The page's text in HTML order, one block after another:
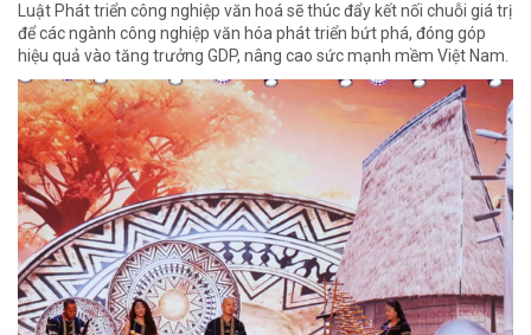
Luật Phát triển công nghiệp văn hoá sẽ thúc đẩy kết nối chuỗi giá trị
để các ngành công nghiệp văn hóa phát triển bứt phá, đóng góp
hiệu quả vào tăng trưởng GDP, nâng cao sức mạnh mềm Việt Nam.